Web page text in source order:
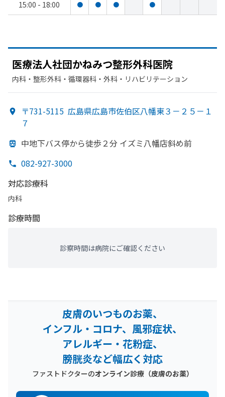
15:00 - 18:00 ● ● ● ●
医療法人社団かねみつ整形外科医院
内科・​整形外科・​循環器科・​外科・​リハビリテーション
〒731-5115 広島県広島市佐伯区八幡東３－２５－１
７
中地下バス停から徒歩２分 イズミ八幡店斜め前
082-927-3000
対応診療科
内科
診療時間
診察時間は病院にご確認ください
皮膚のいつものお薬、
インフル・コロナ、風邪症状、
アレルギー・花粉症、
膀胱炎など幅広く対応
ファストドクターのオンライン診療（皮膚のお薬）